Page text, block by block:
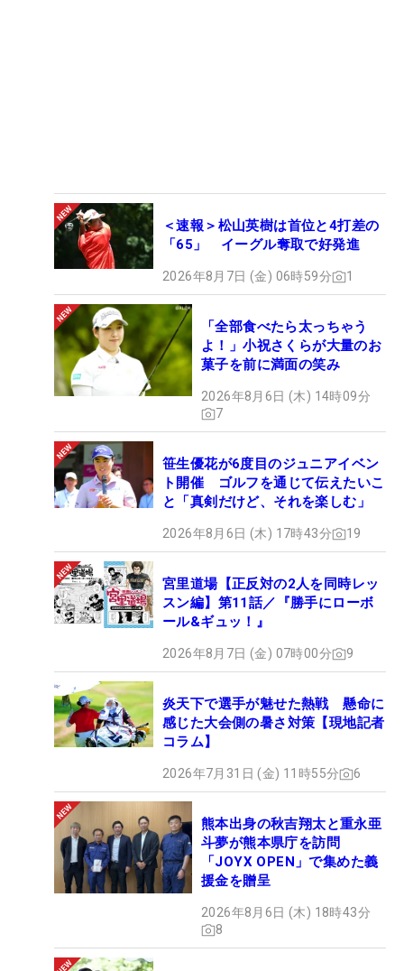
＜速報＞松山英樹は首位と4打差の
「65」 イーグル奪取で好発進
2026年8月7日 (金) 06時59分 1
「全部食べたら太っちゃう
よ！」小祝さくらが大量のお
菓子を前に満面の笑み
2026年8月6日 (木) 14時09分
7
笹生優花が6度目のジュニアイベン
ト開催 ゴルフを通じて伝えたいこ
と「真剣だけど、それを楽しむ」
2026年8月6日 (木) 17時43分 19
宮里道場【正反対の2人を同時レッ
スン編】第11話／『勝手にローボ
ール&ギュッ！』
2026年8月7日 (金) 07時00分 9
炎天下で選手が魅せた熱戦 懸命に
感じた大会側の暑さ対策【現地記者
コラム】
2026年7月31日 (金) 11時55分 6
熊本出身の秋吉翔太と重永亜
斗夢が熊本県庁を訪問
「JOYX OPEN」で集めた義
援金を贈呈
2026年8月6日 (木) 18時43分
8